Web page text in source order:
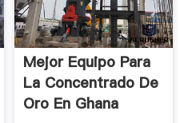
Mejor Equipo Para
La Concentrado De
Oro En Ghana